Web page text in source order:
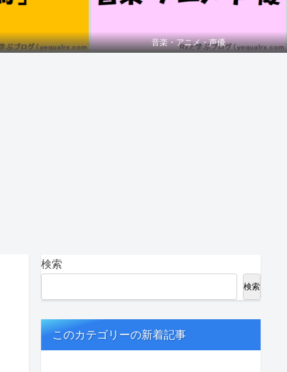
音楽・アニメ・声優
検索
検索
このカテゴリーの新着記事